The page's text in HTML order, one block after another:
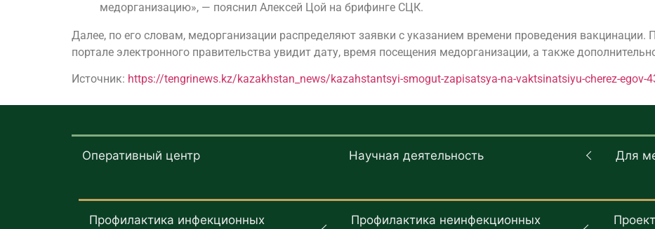
медорганизацию», — пояснил Алексей Цой на брифинге СЦК.
Далее, по его словам, медорганизации распределяют заявки с указанием времени проведения вакцинации.
портале электронного правительства увидит дату, время посещения медорганизации, а также
Источник: https://tengrinews.kz/kazakhstan_news/kazahstantsyi-smogut-zapisatsya-na-vaktsinatsiyu-cherez-egov-
Оперативный центр Научная деятельность Для
Профилактика инфекционных
Профилактика неинфекционных